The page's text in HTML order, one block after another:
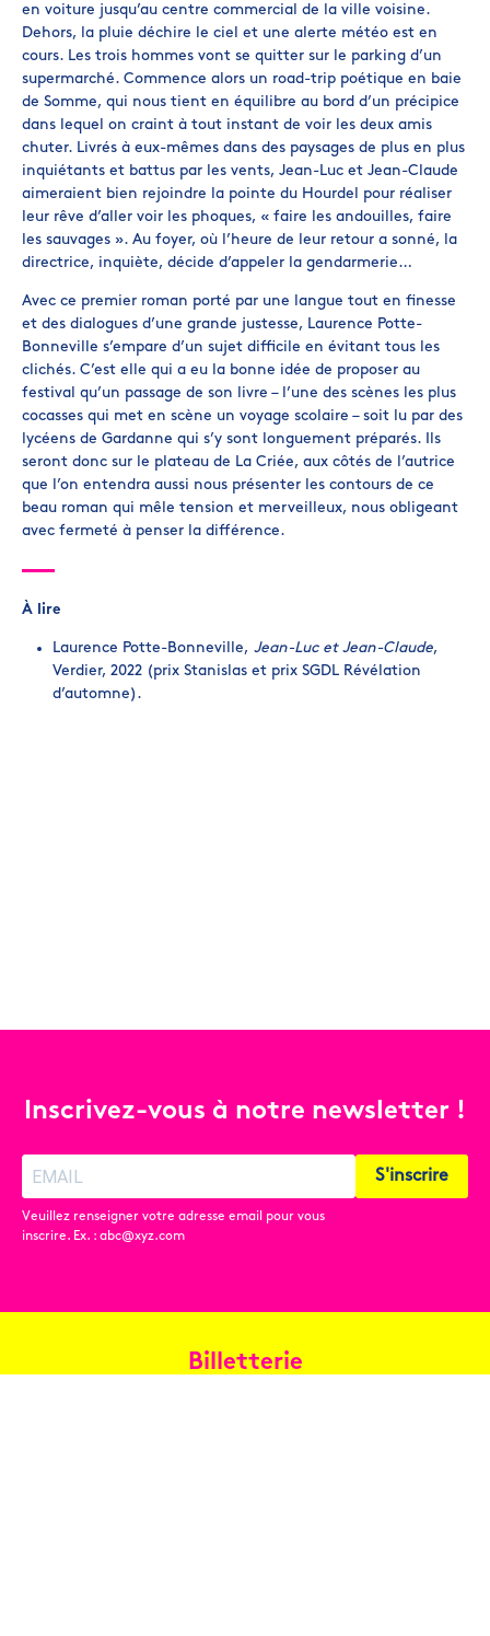
en voiture jusqu’au centre commercial de la ville voisine.
Dehors, la pluie déchire le ciel et une alerte météo est en
cours. Les trois hommes vont se quitter sur le parking d’un
supermarché. Commence alors un road-trip poétique en baie
de Somme, qui nous tient en équilibre au bord d’un précipice
dans lequel on craint à tout instant de voir les deux amis
chuter. Livrés à eux-mêmes dans des paysages de plus en plus
inquiétants et battus par les vents, Jean-Luc et Jean-Claude
aimeraient bien rejoindre la pointe du Hourdel pour réaliser
leur rêve d’aller voir les phoques, « faire les andouilles, faire
les sauvages ». Au foyer, où l’heure de leur retour a sonné, la
directrice, inquiète, décide d’appeler la gendarmerie…
Avec ce premier roman porté par une langue tout en finesse
et des dialogues d’une grande justesse, Laurence Potte-
Bonneville s’empare d’un sujet difficile en évitant tous les
clichés. C’est elle qui a eu la bonne idée de proposer au
festival qu’un passage de son livre – l’une des scènes les plus
cocasses qui met en scène un voyage scolaire – soit lu par des
lycéens de Gardanne qui s’y sont longuement préparés. Ils
seront donc sur le plateau de La Criée, aux côtés de l’autrice
que l’on entendra aussi nous présenter les contours de ce
beau roman qui mêle tension et merveilleux, nous obligeant
avec fermeté à penser la différence.
À lire
Laurence Potte-Bonneville, Jean-Luc et Jean-Claude,
Verdier, 2022 (prix Stanislas et prix SGDL Révélation
d’automne).
Inscrivez-vous à notre newsletter !
Veuillez renseigner votre adresse email pour vous
inscrire. Ex. : abc@xyz.com
S'inscrire
Billetterie